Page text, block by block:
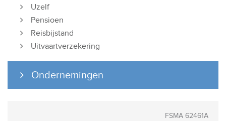
Uzelf
Pensioen
Reisbijstand
Uitvaartverzekering
Ondernemingen
FSMA 62461A